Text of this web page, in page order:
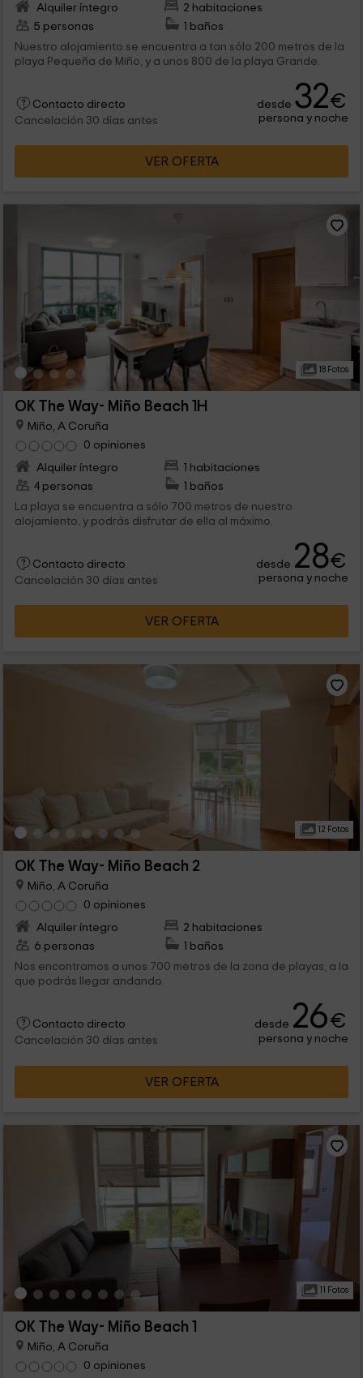
Alquiler íntegro
2 habitaciones
5 personas
1 baños
Nuestro alojamiento se encuentra a tan sólo 200 metros de la
playa Pequeña de Miño, y a unos 800 de la playa Grande.
Contacto directo
Cancelación 30 días antes
desde 32€
persona y noche
VER OFERTA
18 Fotos
OK The Way- Miño Beach 1H
Miño, A Coruña
0 opiniones
Alquiler íntegro
1 habitaciones
4 personas
1 baños
La playa se encuentra a sólo 700 metros de nuestro
alojamiento, y podrás disfrutar de ella al máximo.
Contacto directo
Cancelación 30 días antes
desde 28€
persona y noche
VER OFERTA
12 Fotos
OK The Way- Miño Beach 2
Miño, A Coruña
0 opiniones
Alquiler íntegro
2 habitaciones
6 personas
1 baños
Nos encontramos a unos 700 metros de la zona de playas, a la
que podrás llegar andando.
Contacto directo
Cancelación 30 días antes
desde 26€
persona y noche
VER OFERTA
11 Fotos
OK The Way- Miño Beach 1
Miño, A Coruña
0 opiniones